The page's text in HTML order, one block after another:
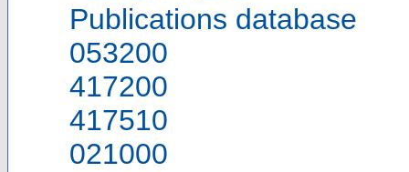
Publications database
053200
417200
417510
021000